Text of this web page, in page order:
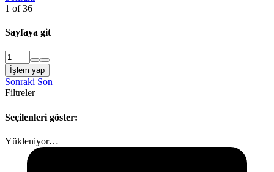
1 of 36
Sayfaya git
İşlem yap
Sonraki Son
Filtreler
Seçilenleri göster:
Yükleniyor…